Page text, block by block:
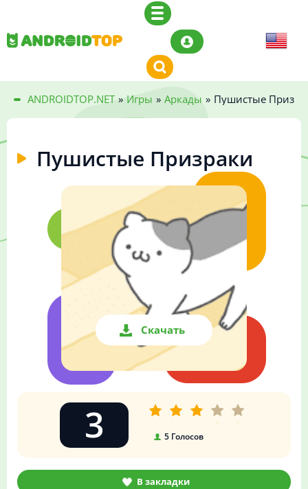
ANDROIDTOP.NET » Игры » Аркады » Пушистые
Пушистые Призраки
Скачать
3 5Голосов
В закладки